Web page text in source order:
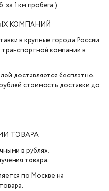
за 1 км пробега.)
КОМПАНИЙ
в крупные города России.
транспортной компании в
доставляется бесплатно.
стоимость доставки до
ТОВАРА
в рублях,
товара.
по Москве на